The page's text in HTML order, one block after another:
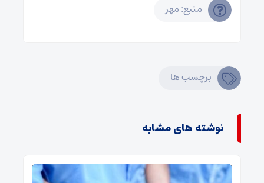
منبع: مهر
برچسب ها
نوشته های مشابه